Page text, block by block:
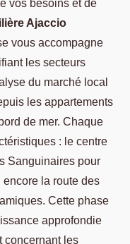
vos besoins et de
Ajaccio
vous accompagne
les secteurs
du marché local
les appartements
de mer. Chaque
: le centre
Sanguinaires pour
encore la route des
Cette phase
approfondie
concernant les